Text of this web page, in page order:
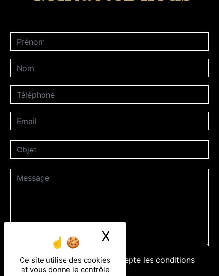
Ce site utilise des cookies
et vous donne le contrôle
X
En cochant cette case, j'accepte les conditions
particulières ci-dessous **